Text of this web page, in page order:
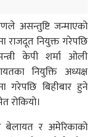
असन्तुष्टि जन्माएको
राजदूत नियुक्त गरेपछि
केपी शर्मा ओली
नियुक्ति अध्यक्ष
गरेपछि बिहीबार हुने
रोकियो।
बेलायत र अमेरिकाको